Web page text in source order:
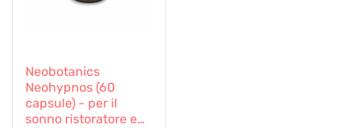
Neobotanics
Neohypnos (60
capsule) - per il
sonno ristoratore e